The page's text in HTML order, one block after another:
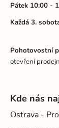
Pátek 10:00 -
Každá 3.
Pohotovostní
otevření
Kde nás
Ostrava -